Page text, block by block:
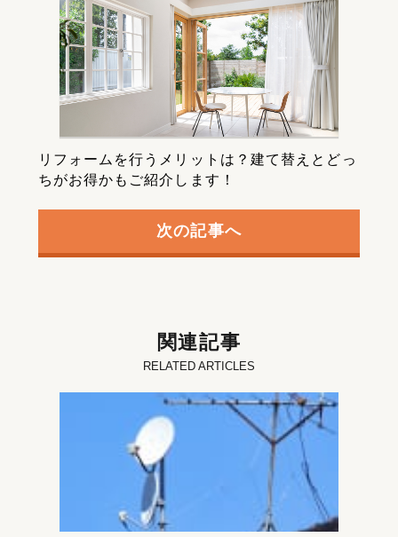
リフォームを行うメリットは？建て替えとどっ
ちがお得かもご紹介します！
次の記事へ
関連記事
RELATED ARTICLES